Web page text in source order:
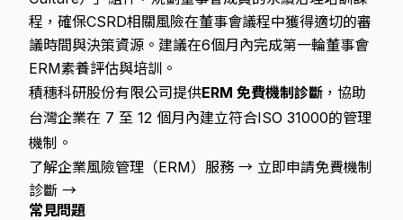
程，確保CSRD相關風險在董事會議程中獲得適切的審
議時間與決策資源。建議在6個月內完成第一輪董事會
ERM素養評估與培訓。
積穗科研股份有限公司提供ERM 免費機制診斷 ，協助
台灣企業在 7 至 12 個月內建立符合ISO 31000的管理
機制。
了解企業風險管理（ERM）服務 → 立即申請免費機制
診斷 →
常見問題